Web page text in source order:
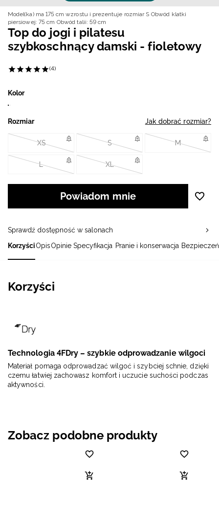
Model(ka) ma 175 cm wzrostu i prezentuje rozmiar S Obwód klatki
piersiowej: 75 cm Obwód talii: 59 cm
KorzyściOpisOpinie Specyfikacja Pranie i konserwacja
Korzyści
Technologia 4FDry – szybkie odprowadzanie wilgoci
Materiał pomaga odprowadzać wilgoć i szybciej schnie, dzięki
czemu łatwiej zachowasz komfort i uczucie suchości podczas
aktywności.
Top do jogi i pilatesu
szybkoschnący damski - fioletowy
(4)
Kolor
Rozmiar Jak dobrać rozmiar?
XS S M
L XL
Powiadom mnie
Sprawdź dostępność w salonach
Zobacz podobne produkty